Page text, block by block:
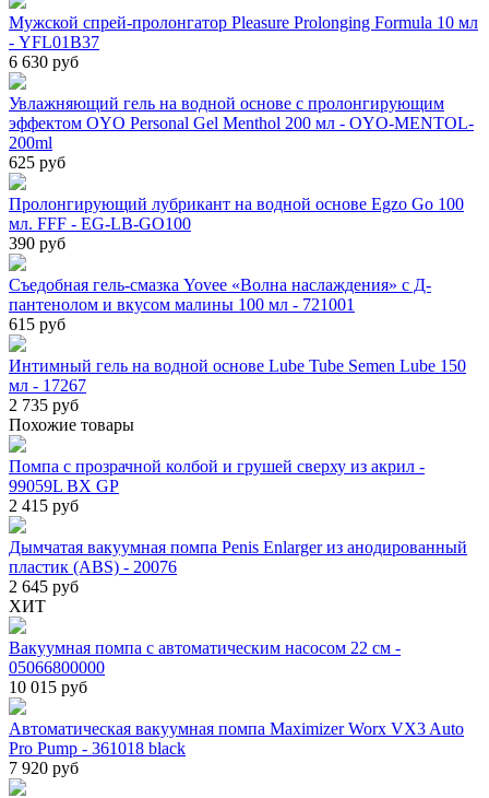
Мужской спрей-пролонгатор Pleasure Prolonging Formula 10 мл
- YFL01B37
6 630 руб
Увлажняющий гель на водной основе с пролонгирующим
эффектом OYO Personal Gel Menthol 200 мл - OYO-MENTOL-
200ml
625 руб
Пролонгирующий лубрикант на водной основе Egzo Go 100
мл. FFF - EG-LB-GO100
390 руб
Съедобная гель-смазка Yovee «Волна наслаждения» с Д-
пантенолом и вкусом малины 100 мл - 721001
615 руб
Интимный гель на водной основе Lube Tube Semen Lube 150
мл - 17267
2 735 руб
Похожие товары
Помпа с прозрачной колбой и грушей сверху из акрил -
99059L BX GP
2 415 руб
Дымчатая вакуумная помпа Penis Enlarger из анодированный
пластик (ABS) - 20076
2 645 руб
ХИТ
Вакуумная помпа с автоматическим насосом 22 см -
05066800000
10 015 руб
Автоматическая вакуумная помпа Maximizer Worx VX3 Auto
Pro Pump - 361018 black
7 920 руб